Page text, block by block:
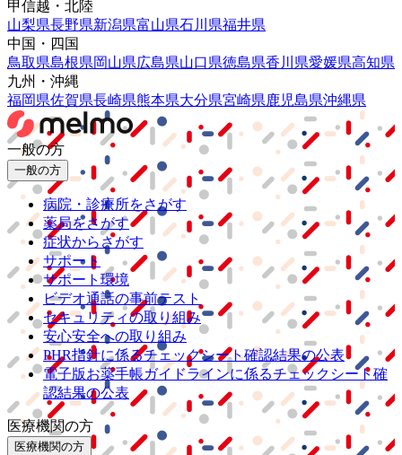
甲信越・北陸
山梨県長野県新潟県富山県石川県福井県
中国・四国
鳥取県島根県岡山県広島県山口県徳島県香川県愛媛県高知県
九州・沖縄
福岡県佐賀県長崎県熊本県大分県宮崎県鹿児島県沖縄県
一般の方
一般の方
病院・診療所をさがす
薬局をさがす
症状からさがす
サポート
サポート環境
ビデオ通話の事前テスト
セキュリティの取り組み
安心安全への取り組み
PHR指針に係るチェックシート確認結果の公表
電子版お薬手帳ガイドラインに係るチェックシート確
認結果の公表
医療機関の方
医療機関の方